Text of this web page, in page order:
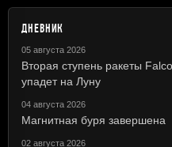
ДНЕВНИК
05 августа 2026
Вторая ступень ракеты
упадет на Луну
04 августа 2026
Магнитная буря завершена
02 августа 2026